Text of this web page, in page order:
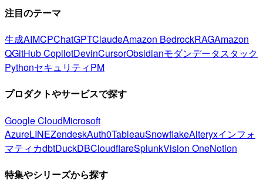
注目のテーマ
生成AIMCPChatGPTClaudeAmazon BedrockRAGAmazon
QGitHub CopilotDevinCursorObsidianモダンデータスタック
PythonセキュリティPM
プロダクトやサービスで探す
Google CloudMicrosoft
AzureLINEZendeskAuth0TableauSnowflakeAlteryxインフォ
マティカdbtDuckDBCloudflareSplunkVision OneNotion
特集やシリーズから探す